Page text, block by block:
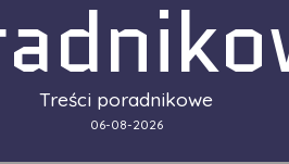
Treści poradnikowe
06-08-2026